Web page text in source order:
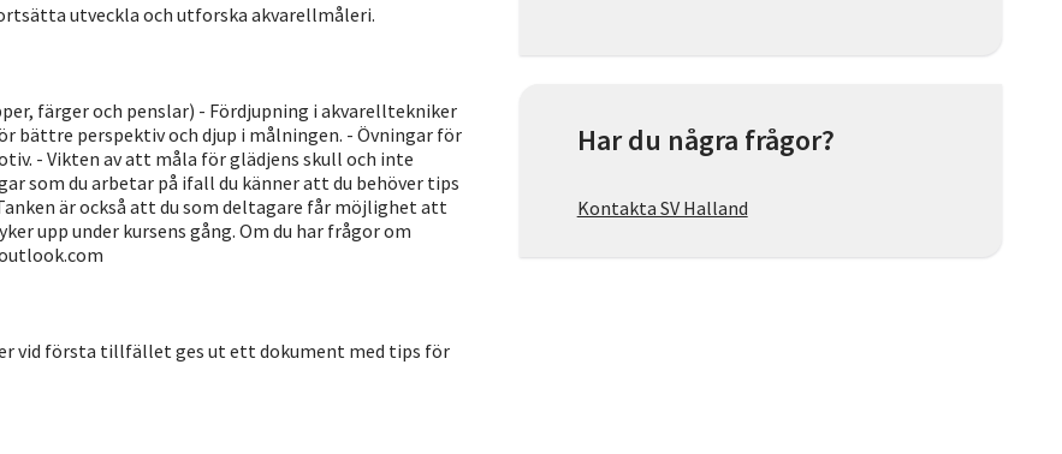
utveckla och utforska akvarellmåleri.
färger och penslar) - Fördjupning i akvarelltekniker
bättre perspektiv och djup i målningen. - Övningar för
- Vikten av att måla för glädjens skull och inte
som du arbetar på ifall du känner att du behöver tips
är också att du som deltagare får möjlighet att
upp under kursens gång. Om du har frågor om
vid första tillfället ges ut ett dokument med tips för
Har du några frågor?
Kontakta SV Halland